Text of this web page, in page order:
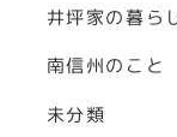
井坪家の暮ら
南信州のこと
未分類